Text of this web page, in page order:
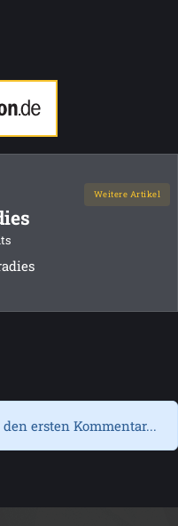
Weitere Artikel
ersten Kommentar...